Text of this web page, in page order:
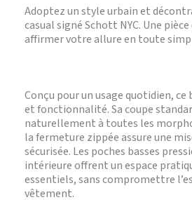
Adoptez un style urbain et
casual signé Schott NYC. Une
affirmer votre allure en toute
Conçu pour un usage quotidien,
et fonctionnalité. Sa coupe
naturellement à toutes les
la fermeture zippée assure une
sécurisée. Les poches basses
intérieure offrent un espace
essentiels, sans compromettre
vêtement.